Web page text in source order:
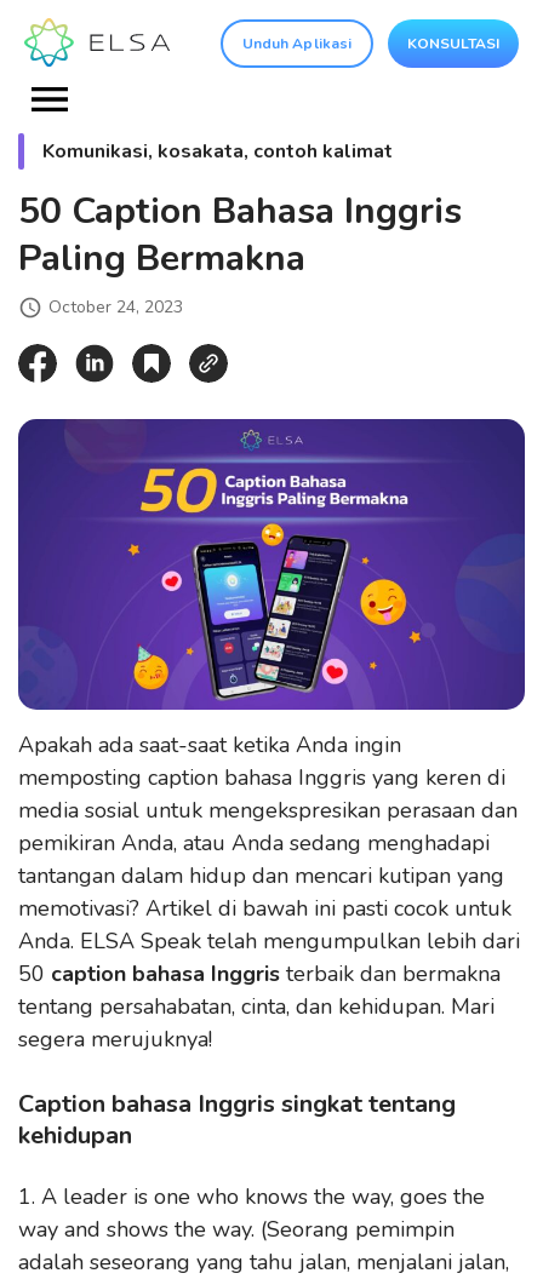
Unduh Aplikasi KONSULTASI
Komunikasi, kosakata, contoh kalimat
50 Caption Bahasa Inggris
Paling Bermakna
October 24, 2023
Apakah ada saat-saat ketika Anda ingin
memposting caption bahasa Inggris yang keren di
media sosial untuk mengekspresikan perasaan dan
pemikiran Anda, atau Anda sedang menghadapi
tantangan dalam hidup dan mencari kutipan yang
memotivasi? Artikel di bawah ini pasti cocok untuk
Anda. ELSA Speak telah mengumpulkan lebih dari
50 caption bahasa Inggris terbaik dan bermakna
tentang persahabatan, cinta, dan kehidupan. Mari
segera merujuknya!
Caption bahasa Inggris singkat tentang
kehidupan
1. A leader is one who knows the way, goes the
way and shows the way. (Seorang pemimpin
adalah seseorang yang tahu jalan, menjalani jalan,